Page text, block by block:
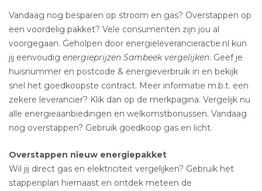
Vandaag nog besparen op stroom en gas? Overstappen op
een voordelig pakket? Vele consumenten zijn jou al
voorgegaan. Geholpen door energieleverancieractie.nl kun
jij eenvoudig energieprijzen Sambeek vergelijken. Geef je
huisnummer en postcode & energieverbruik in en bekijk
snel het goedkoopste contract. Meer informatie m.b.t. een
zekere leverancier? Klik dan op de merkpagina. Vergelijk nu
alle energieaanbiedingen en welkomstbonussen. Vandaag
nog overstappen? Gebruik goedkoop gas en licht.
Overstappen nieuw energiepakket
Wil jij direct gas en elektriciteit vergelijken? Gebruik het
stappenplan hiernaast en ontdek meteen de